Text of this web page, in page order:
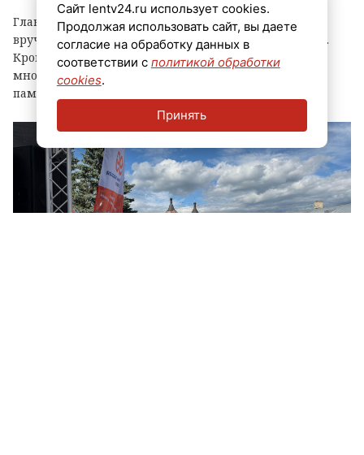
Главным событием праздника стала церемония
вручения знака «Почетный гражданин города Луга».
Кроме того, региональные власти отметили
многодетные семьи муниципалитета, вручив им
памятные награды и благодарственные письма.
Сайт lentv24.ru использует cookies.
Продолжая использовать сайт, вы даете
согласие на обработку данных в
соответствии с политикой обработки
cookies.
Принять